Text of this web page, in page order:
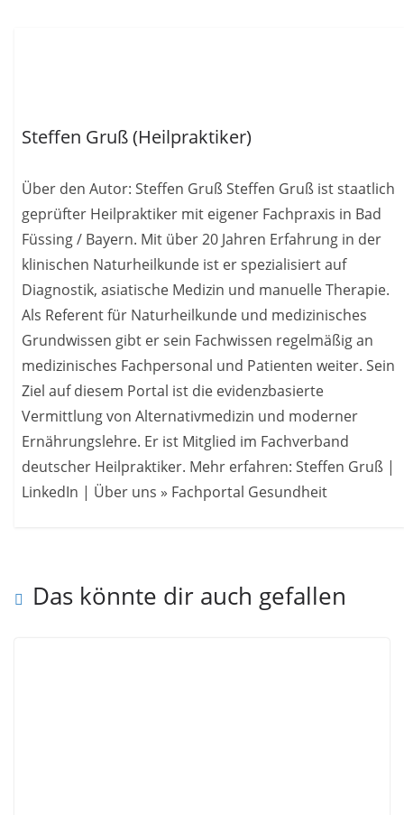
Steffen Gruß (Heilpraktiker)
Über den Autor: Steffen Gruß Steffen Gruß ist staatlich
geprüfter Heilpraktiker mit eigener Fachpraxis in Bad
Füssing / Bayern. Mit über 20 Jahren Erfahrung in der
klinischen Naturheilkunde ist er spezialisiert auf
Diagnostik, asiatische Medizin und manuelle Therapie.
Als Referent für Naturheilkunde und medizinisches
Grundwissen gibt er sein Fachwissen regelmäßig an
medizinisches Fachpersonal und Patienten weiter. Sein
Ziel auf diesem Portal ist die evidenzbasierte
Vermittlung von Alternativmedizin und moderner
Ernährungslehre. Er ist Mitglied im Fachverband
deutscher Heilpraktiker. Mehr erfahren: Steffen Gruß |
LinkedIn | Über uns » Fachportal Gesundheit
Das könnte dir auch gefallen